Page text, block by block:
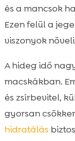
és a mancsok
Ezen felül a
viszonyok
A hideg idő
macskákban.
és zsírbevitel,
gyorsan
hidratálás